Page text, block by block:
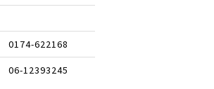
0174-622168
06-12393245